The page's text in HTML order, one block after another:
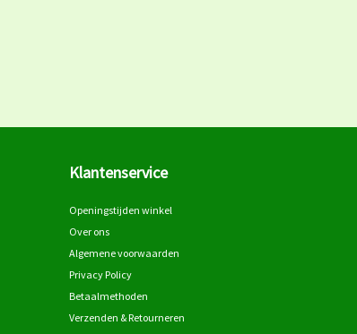
Klantenservice
Openingstijden winkel
Over ons
Algemene voorwaarden
Privacy Policy
Betaalmethoden
Verzenden & Retourneren